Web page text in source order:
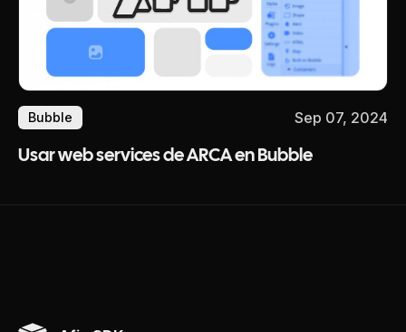
Bubble Sep 07, 2024
Usar web services de ARCA en Bubble